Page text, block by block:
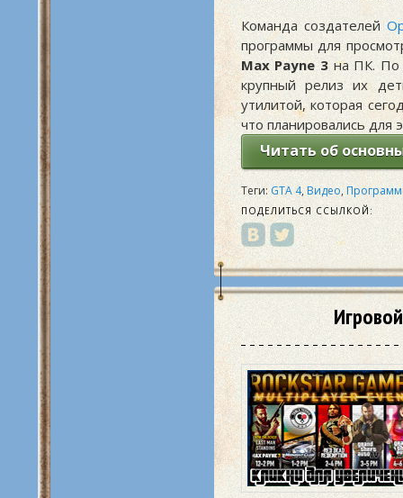
Команда создателей
программы для
Max Payne 3на ПК. По
крупный релиз их
утилитой, которая
что планировались для
Читать об
Теги: GTA 4,Видео,
ПОДЕЛИТЬСЯ ССЫЛКОЙ: